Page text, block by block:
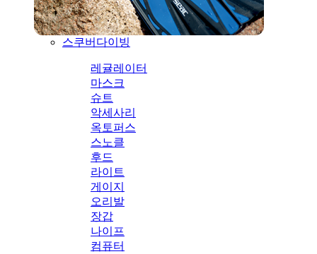
스쿠버다이빙
레귤레이터
마스크
슈트
악세사리
옥토퍼스
스노클
후드
라이트
게이지
오리발
장갑
나이프
컴퓨터